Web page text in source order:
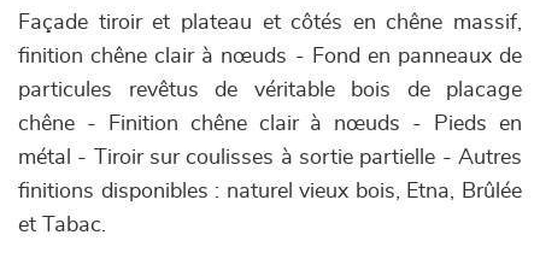
Façade tiroir et plateau et côtés en chêne massif,
finition chêne clair à nœuds - Fond en panneaux de
particules revêtus de véritable bois de placage
chêne - Finition chêne clair à nœuds - Pieds en
métal - Tiroir sur coulisses à sortie partielle - Autres
finitions disponibles : naturel vieux bois, Etna, Brûlée
et Tabac.